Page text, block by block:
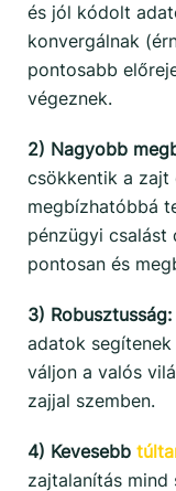
és jól kódolt
konvergálnak
pontosabb
végeznek.
2) Nagyobb
csökkentik a zajt
megbízhatóbbá
pénzügyi csalást
pontosan és
3) Robusztusság:
adatok
váljon a valós
zajjal szemben.
4) Kevesebb
zajtalanítás mind